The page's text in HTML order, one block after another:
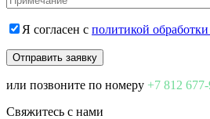
Я согласен с политикой
или позвоните по номеру +7 812 677-
Свяжитесь с нами